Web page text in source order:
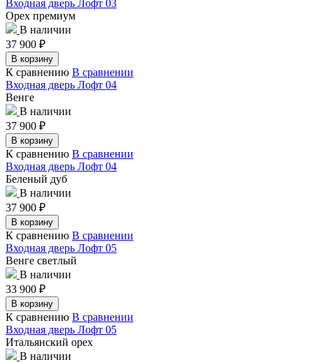
Входная дверь Лофт 03
Орех премиум
В наличии
37 900 ₽
В корзину
К сравнению В сравнении
Входная дверь Лофт 04
Венге
В наличии
37 900 ₽
В корзину
К сравнению В сравнении
Входная дверь Лофт 04
Беленый дуб
В наличии
37 900 ₽
В корзину
К сравнению В сравнении
Входная дверь Лофт 05
Венге светлый
В наличии
33 900 ₽
В корзину
К сравнению В сравнении
Входная дверь Лофт 05
Итальянский орех
В наличии